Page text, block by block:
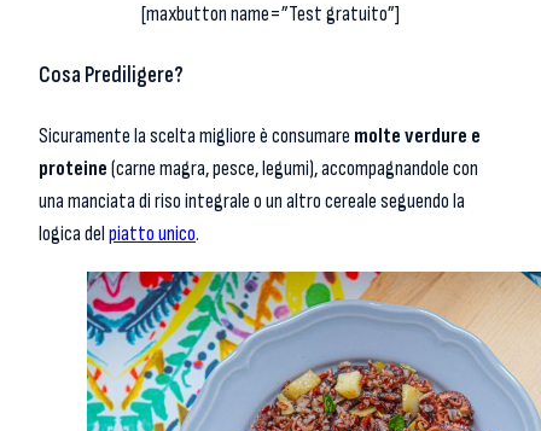
[maxbutton name=”Test gratuito”]
Cosa Prediligere?
Sicuramente la scelta migliore è consumare molte verdure e
proteine(carne magra, pesce, legumi), accompagnandole con
una manciata di riso integrale o un altro cereale seguendo la
logica delpiatto unico.